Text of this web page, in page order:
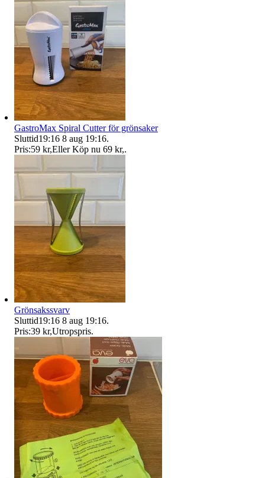
GastroMax Spiral Cutter för grönsaker
Sluttid19:16 8 aug 19:16.
Pris:59 kr,Eller Köp nu 69 kr,.
Grönsakssvarv
Sluttid19:16 8 aug 19:16.
Pris:39 kr,Utropspris.